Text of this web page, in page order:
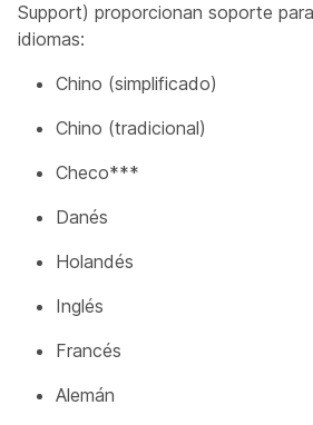
Support) proporcionan soporte
idiomas:
Chino (simplificado)
Chino (tradicional)
Checo***
Danés
Holandés
Inglés
Francés
Alemán